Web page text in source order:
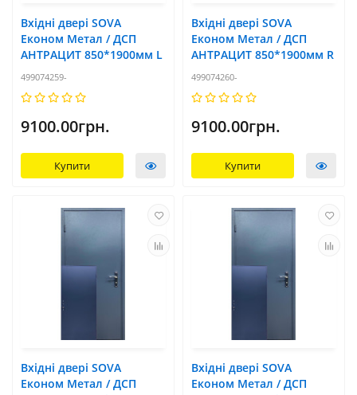
Вхідні двері SOVA
Економ Метал / ДСП
АНТРАЦИТ 850*1900мм L
499074259-
9100.00грн.
Купити
Вхідні двері SOVA
Економ Метал / ДСП
АНТРАЦИТ 850*1900мм R
499074260-
9100.00грн.
Купити
Вхідні двері SOVA
Економ Метал / ДСП
Вхідні двері SOVA
Економ Метал / ДСП